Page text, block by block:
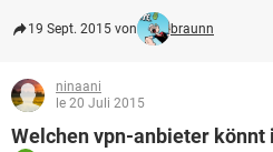
19 Sept. 2015 von braunn
ninaani
le 20 Juli 2015
Welchen vpn-anbieter